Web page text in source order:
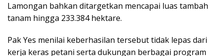
Lamongan bahkan ditargetkan mencapai luas tambah
tanam hingga 233.384 hektare.
Pak Yes menilai keberhasilan tersebut tidak lepas dari
kerja keras petani serta dukungan berbagai program